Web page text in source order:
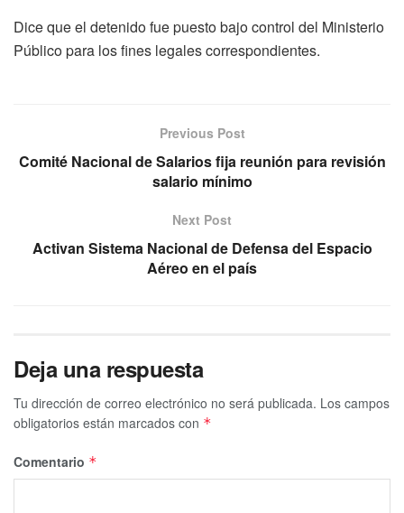
Dice que el detenido fue puesto bajo control del Ministerio
Público para los fines legales correspondientes.
Previous Post
Comité Nacional de Salarios fija reunión para revisión
salario mínimo
Next Post
Activan Sistema Nacional de Defensa del Espacio
Aéreo en el país
Deja una respuesta
Tu dirección de correo electrónico no será publicada. Los campos
obligatorios están marcados con *
Comentario *